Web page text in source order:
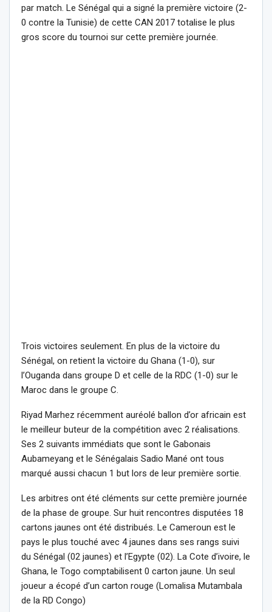
par match. Le Sénégal qui a signé la première victoire (2-
0 contre la Tunisie) de cette CAN 2017 totalise le plus
gros score du tournoi sur cette première journée.
Trois victoires seulement. En plus de la victoire du
Sénégal, on retient la victoire du Ghana (1-0), sur
l’Ouganda dans groupe D et celle de la RDC (1-0) sur le
Maroc dans le groupe C.
Riyad Marhez récemment auréolé ballon d’or africain est
le meilleur buteur de la compétition avec 2 réalisations.
Ses 2 suivants immédiats que sont le Gabonais
Aubameyang et le Sénégalais Sadio Mané ont tous
marqué aussi chacun 1 but lors de leur première sortie.
Les arbitres ont été cléments sur cette première journée
de la phase de groupe. Sur huit rencontres disputées 18
cartons jaunes ont été distribués. Le Cameroun est le
pays le plus touché avec 4 jaunes dans ses rangs suivi
du Sénégal (02 jaunes) et l’Egypte (02). La Cote d’ivoire, le
Ghana, le Togo comptabilisent 0 carton jaune. Un seul
joueur a écopé d’un carton rouge (Lomalisa Mutambala
de la RD Congo)